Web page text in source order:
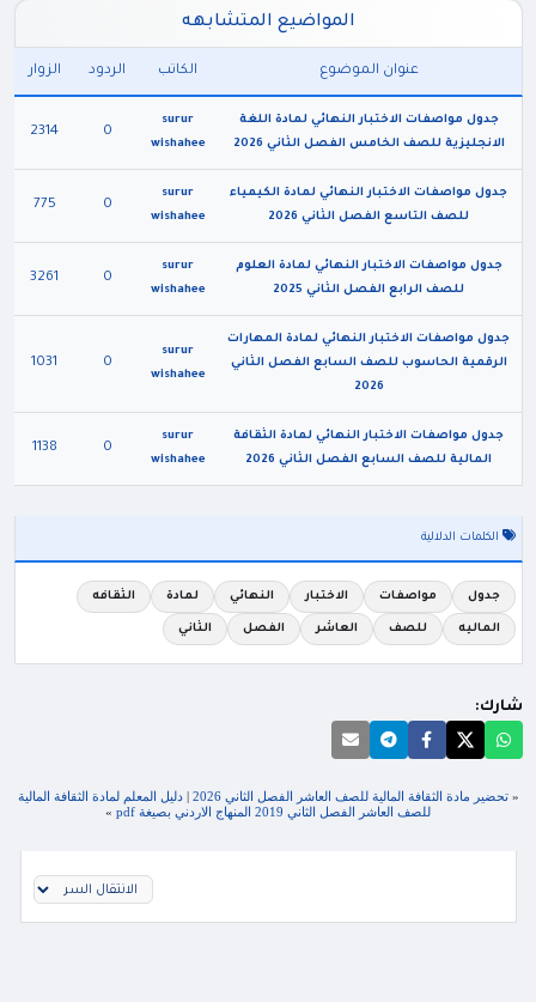
المواضيع المتشابهه
عنوان الموضوع الكاتب الردود الزوار
جدول مواصفات الاختبار النهائي لمادة اللغة
الانجليزية للصف الخامس الفصل الثاني 2026
surur
wishahee
0
2314
جدول مواصفات الاختبار النهائي لمادة الكيمياء
للصف التاسع الفصل الثاني 2026
surur
wishahee
0
775
جدول مواصفات الاختبار النهائي لمادة العلوم
للصف الرابع الفصل الثاني 2025
surur
wishahee
0
3261
جدول مواصفات الاختبار النهائي لمادة المهارات
الرقمية الحاسوب للصف السابع الفصل الثاني
2026
surur
wishahee
0
1031
جدول مواصفات الاختبار النهائي لمادة الثقافة
المالية للصف السابع الفصل الثاني 2026
surur
wishahee
0
1138
الكلمات الدلالية
جدول مواصفات الاختبار النهائي لمادة الثقافه
الماليه للصف العاشر الفصل الثاني
شارك:
«تحضير مادة الثقافة المالية للصف العاشر الفصل الثاني 2026 |دليل المعلم لمادة الثقافة المالية
للصف العاشر الفصل الثاني 2019 المنهاج الاردني بصيغة pdf
»